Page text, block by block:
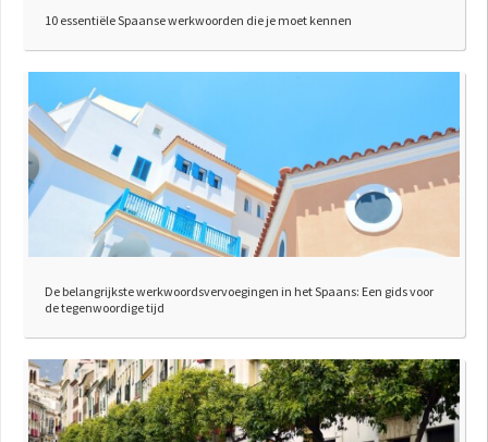
10 essentiële Spaanse werkwoorden die je moet kennen
De belangrijkste werkwoordsvervoegingen in het Spaans: Een gids voor
de tegenwoordige tijd